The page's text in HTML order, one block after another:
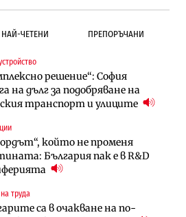
НАЙ-ЧЕТЕНИ ПРЕПОРЪЧАНИ
решение“: София
на дълг за подобряване на
транспорт и улиците
който не променя
България пак е в R&D
труда
са в очакване на по-
община избра
за преместването на
трасе по бул.
на тунела под
ще върви паралелно с
на тунела под
ще върви паралелно с
оценки
подписа договор за
на Euroapi Italy
| Българският